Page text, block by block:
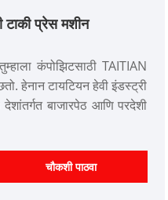
टाकी प्रेस मशीन
कंपोझिटसाठी TAITIAN
हेनान टायटियन हेवी इंडस्ट्री
बाजारपेठ आणि परदेशी
चौकशी पाठवा